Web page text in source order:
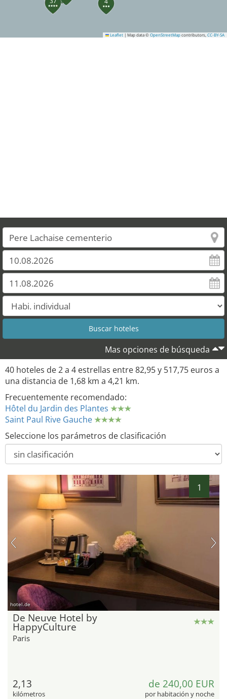
Leaflet | Map data © OpenStreetMap contributors, CC-BY-SA
Mas opciones de búsqueda
40 hoteles de 2 a 4 estrellas entre 82,95 y 517,75 euros a
una distancia de 1,68 km a 4,21 km.
Frecuentemente recomendado:
Hôtel du Jardin des Plantes
Saint Paul Rive Gauche
Seleccione los parámetros de clasificación
1
hotel.de
De Neuve Hotel by
HappyCulture
Paris
2,13
kilómetros
de 240,00 EUR
por habitación y noche